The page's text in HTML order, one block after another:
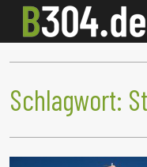
Schlagwort: